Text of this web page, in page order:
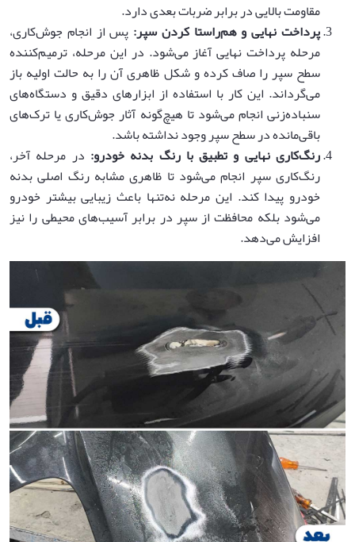
مقاومت بالایی در برابر ضربات بعدی دارد.
پرداخت نهایی و هم‌راستا کردن سپر: پس از انجام جوش‌کاری،
مرحله پرداخت نهایی آغاز می‌شود. در این مرحله، ترمیم‌کننده
سطح سپر را صاف کرده و شکل ظاهری آن را به حالت اولیه باز
می‌گرداند. این کار با استفاده از ابزارهای دقیق و دستگاه‌های
سنباده‌زنی انجام می‌شود تا هیچ‌گونه آثار جوش‌کاری یا ترک‌های
باقی‌مانده در سطح سپر وجود نداشته باشد.
رنگ‌کاری نهایی و تطبیق با رنگ بدنه خودرو: در مرحله آخر،
رنگ‌کاری سپر انجام می‌شود تا ظاهری مشابه رنگ اصلی بدنه
خودرو پیدا کند. این مرحله نه‌تنها باعث زیبایی بیشتر خودرو
می‌شود بلکه محافظت از سپر در برابر آسیب‌های محیطی را نیز
افزایش می‌دهد.